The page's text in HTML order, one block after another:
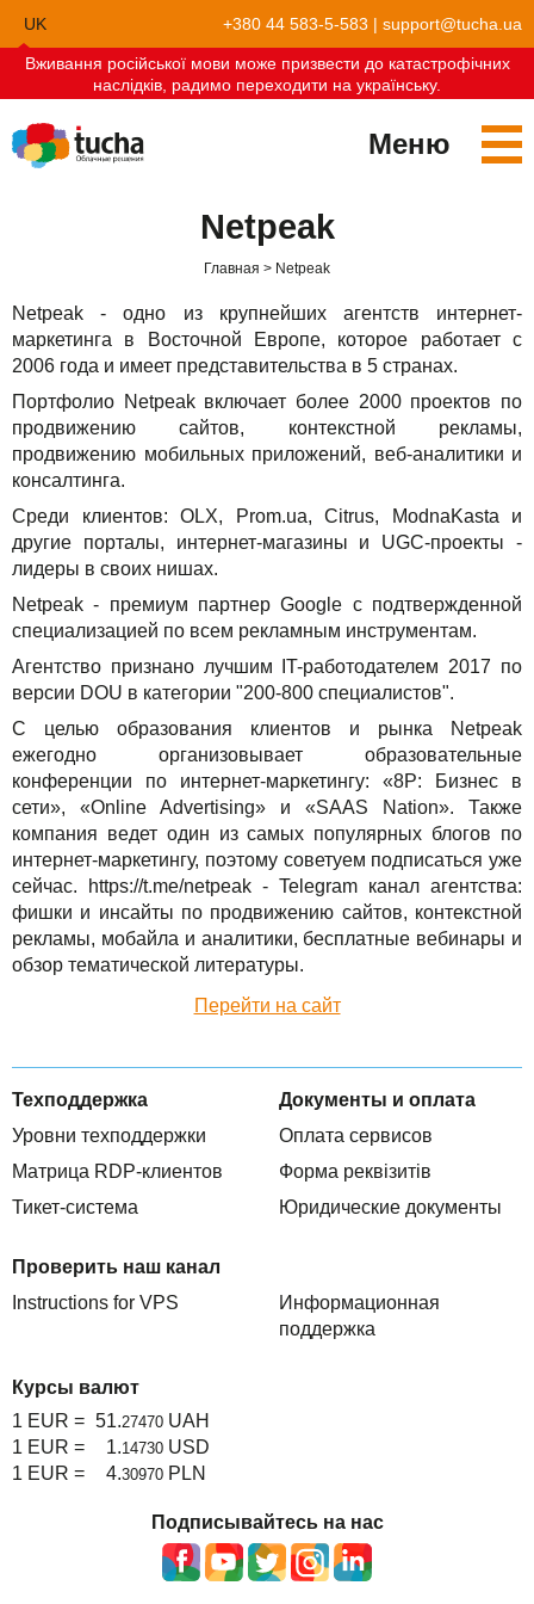
UK
EN
+380 44 583-5-583 | support@tucha.ua
Вживання російської мови може призвести до катастрофічних
наслідків, радимо переходити на українську.
Меню
TuchaFlex+
TuchaBit
TuchaHost
TuchaBackup
TuchaHosting
Бухгалтерия в облаке
Хостиг сайтов на Laravel
Хостинг CRM
Хостинг сайтов-конструкторов
Удаленный офис
Реселінг хостингу
Партнёрство
Наши партнёры
Блог
О нас
Карьера
Контакты
Netpeak
Главная Netpeak
Netpeak - одно из крупнейших агентств интернет-
маркетинга в Восточной Европе, которое работает с
2006 года и имеет представительства в 5 странах.
Портфолио Netpeak включает более 2000 проектов по
продвижению сайтов, контекстной рекламы,
продвижению мобильных приложений, веб-аналитики и
консалтинга.
Среди клиентов: OLX, Prom.ua, Citrus, ModnaKasta и
другие порталы, интернет-магазины и UGC-проекты -
лидеры в своих нишах.
Netpeak - премиум партнер Google с подтвержденной
специализацией по всем рекламным инструментам.
Агентство признано лучшим IT-работодателем 2017 по
версии DOU в категории "200-800 специалистов".
С целью образования клиентов и рынка Netpeak
ежегодно организовывает образовательные
конференции по интернет-маркетингу: «8P: Бизнес в
сети», «Online Advertising» и «SAAS Nation». Также
компания ведет один из самых популярных блогов по
интернет-маркетингу, поэтому советуем подписаться уже
сейчас. https://t.me/netpeak - Telegram канал агентства:
фишки и инсайты по продвижению сайтов, контекстной
рекламы, мобайла и аналитики, бесплатные вебинары и
обзор тематической литературы.
Перейти на сайт
Техподдержка
Уровни техподдержки
Матрица RDP-клиентов
Тикет-система
Документы и оплата
Оплата сервисов
Форма реквізитів
Юридические документы
Проверить наш канал
Instructions for VPS
Информационная
поддержка
Курсы валют
1 EUR = 51.27470 UAH
1 EUR =
1.14730 USD
1 EUR =
4.30970 PLN
Подписывайтесь на нас